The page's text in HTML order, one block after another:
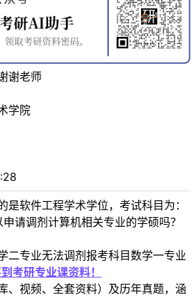
谢老师
学院
是软件工程学术学位，考试科目为：
请调剂计算机相关专业的学硕吗？
二专业无法调剂报考科目数学一专业
考研专业课资料！
、视频、全套资料）及历年真题，涵